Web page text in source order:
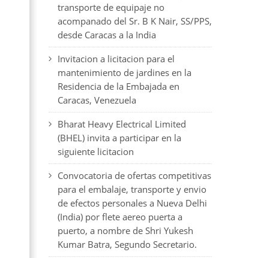
transporte de equipaje no
acompanado del Sr. B K Nair, SS/PPS,
desde Caracas a la India
Invitacion a licitacion para el
mantenimiento de jardines en la
Residencia de la Embajada en
Caracas, Venezuela
Bharat Heavy Electrical Limited
(BHEL) invita a participar en la
siguiente licitacion
Convocatoria de ofertas competitivas
para el embalaje, transporte y envio
de efectos personales a Nueva Delhi
(India) por flete aereo puerta a
puerto, a nombre de Shri Yukesh
Kumar Batra, Segundo Secretario.